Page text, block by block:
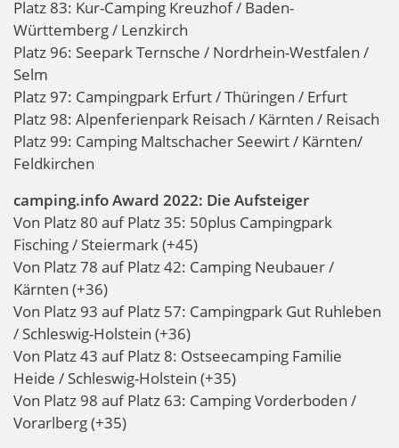
Platz 83: Kur-Camping Kreuzhof / Baden-
Württemberg / Lenzkirch
Platz 96: Seepark Ternsche / Nordrhein-Westfalen /
Selm
Platz 97: Campingpark Erfurt / Thüringen / Erfurt
Platz 98: Alpenferienpark Reisach / Kärnten / Reisach
Platz 99: Camping Maltschacher Seewirt / Kärnten/
Feldkirchen
camping.info Award 2022: Die Aufsteiger
Von Platz 80 auf Platz 35: 50plus Campingpark
Fisching / Steiermark (+45)
Von Platz 78 auf Platz 42: Camping Neubauer /
Kärnten (+36)
Von Platz 93 auf Platz 57: Campingpark Gut Ruhleben
/ Schleswig-Holstein (+36)
Von Platz 43 auf Platz 8: Ostseecamping Familie
Heide / Schleswig-Holstein (+35)
Von Platz 98 auf Platz 63: Camping Vorderboden /
Vorarlberg (+35)